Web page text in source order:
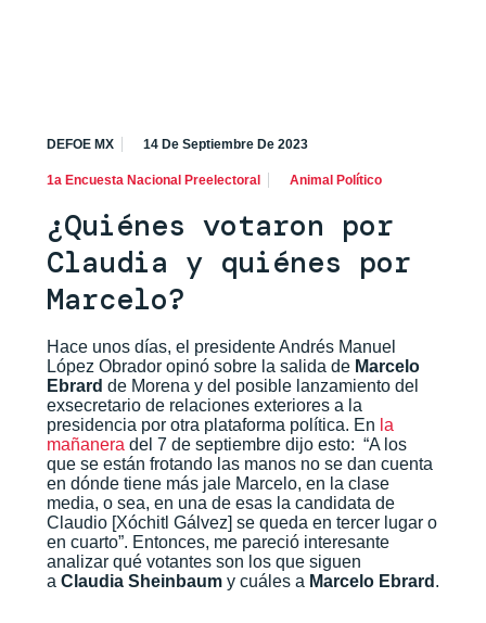
DEFOE MX 14 De Septiembre De 2023
1a Encuesta Nacional Preelectoral Animal Político
¿Quiénes votaron por
Claudia y quiénes por
Marcelo?
Hace unos días, el presidente Andrés Manuel
López Obrador opinó sobre la salida de Marcelo
Ebrard de Morena y del posible lanzamiento del
exsecretario de relaciones exteriores a la
presidencia por otra plataforma política. En la
mañaneradel 7 de septiembre dijo esto: “A los
que se están frotando las manos no se dan cuenta
en dónde tiene más jale Marcelo, en la clase
media, o sea, en una de esas la candidata de
Claudio [Xóchitl Gálvez] se queda en tercer lugar o
en cuarto”. Entonces, me pareció interesante
analizar qué votantes son los que siguen
a Claudia Sheinbaumy cuáles a Marcelo Ebrard .